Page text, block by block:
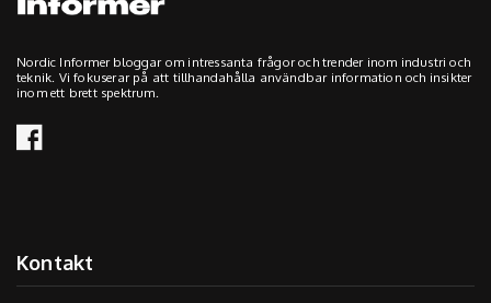
Nordic Informer bloggar om intressanta frågor och trender inom industri och
teknik. Vi fokuserar på att tillhandahålla användbar information och insikter
inom ett brett spektrum.
Kontakt